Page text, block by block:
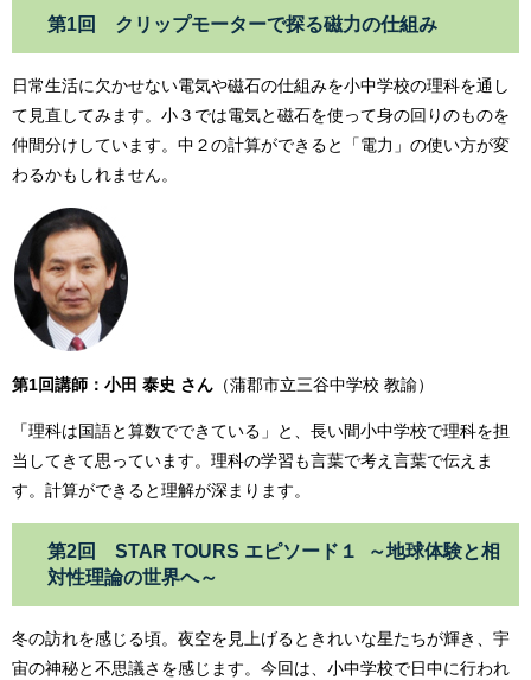
第1回 クリップモーターで探る磁力の仕組み
日常生活に欠かせない電気や磁石の仕組みを小中学校の理科を通し
て見直してみます。小３では電気と磁石を使って身の回りのものを
仲間分けしています。中２の計算ができると「電力」の使い方が変
わるかもしれません。
第1回講師：小田 泰史 さん （蒲郡市立三谷中学校 教諭）
「理科は国語と算数でできている」と、長い間小中学校で理科を担
当してきて思っています。理科の学習も言葉で考え言葉で伝えま
す。計算ができると理解が深まります。
第2回 STAR TOURS エピソード１ ～地球体験と相
対性理論の世界へ～
冬の訪れを感じる頃。夜空を見上げるときれいな星たちが輝き、宇
宙の神秘と不思議さを感じます。今回は、小中学校で日中に行われ